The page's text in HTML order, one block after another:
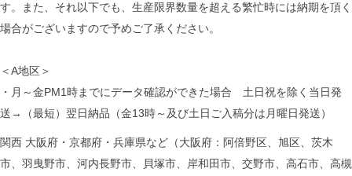
す。また、それ以下でも、生産限界数量を超える繁忙時には納期を頂く
場合がございますので予めご了承ください。
＜A地区＞
・月～金PM1時までにデータ確認ができた場合 土日祝を除く当日発
送→（最短）翌日納品（金13時～及び土日ご入稿分は月曜日発送）
関西 大阪府・京都府・兵庫県など（大阪府：阿倍野区、旭区、茨木
市、羽曳野市、河内長野市、貝塚市、岸和田市、交野市、高石市、高槻